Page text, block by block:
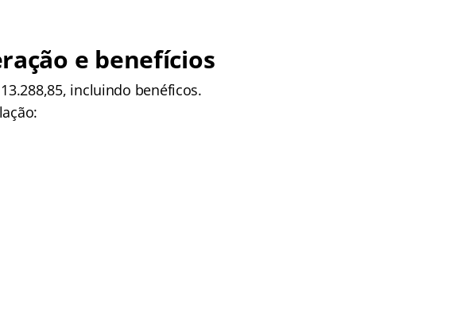
e benefícios
incluindo benéficos.